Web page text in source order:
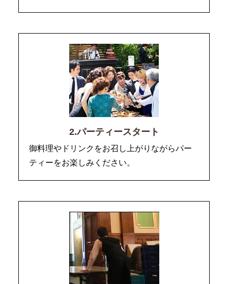
2.パーティースタート
御料理やドリンクをお召し上がりながらパー
ティーをお楽しみください。